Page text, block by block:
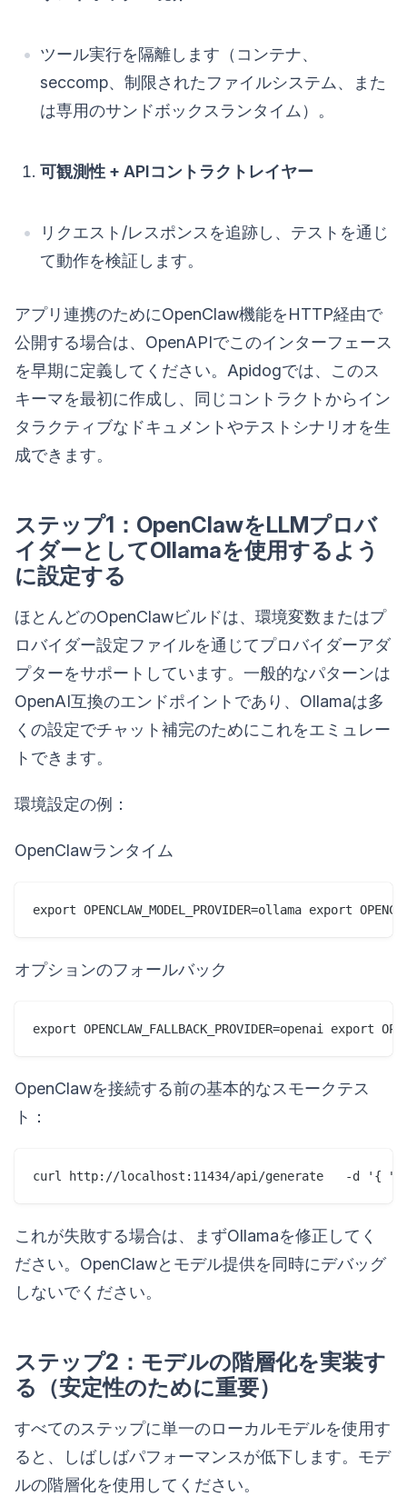
ツール実行を隔離します（コンテナ、
seccomp、制限されたファイルシステム、また
は専用のサンドボックスランタイム）。
可観測性 + APIコントラクトレイヤー
リクエスト/レスポンスを追跡し、テストを通じ
て動作を検証します。
アプリ連携のためにOpenClaw機能をHTTP経由で
公開する場合は、OpenAPIでこのインターフェース
を早期に定義してください。Apidogでは、このス
キーマを最初に作成し、同じコントラクトからイン
タラクティブなドキュメントやテストシナリオを生
成できます。
ステップ1：OpenClawをLLMプロバ
イダーとしてOllamaを使用するよう
に設定する
ほとんどのOpenClawビルドは、環境変数またはプ
ロバイダー設定ファイルを通じてプロバイダーアダ
プターをサポートしています。一般的なパターンは
OpenAI互換のエンドポイントであり、Ollamaは多
くの設定でチャット補完のためにこれをエミュレー
トできます。
環境設定の例：
OpenClawランタイム
オプションのフォールバック
export OPENCLAW_FALLBACK_PROVIDER=openai export
OpenClawを接続する前の基本的なスモークテス
ト：
curl http://localhost:11434/api/generate   -d '{
これが失敗する場合は、まずOllamaを修正してく
ださい。OpenClawとモデル提供を同時にデバッグ
しないでください。
ステップ2：モデルの階層化を実装す
る（安定性のために重要）
すべてのステップに単一のローカルモデルを使用す
ると、しばしばパフォーマンスが低下します。モデ
ルの階層化を使用してください。